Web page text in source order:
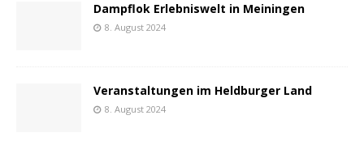
Dampflok Erlebniswelt in Meiningen
8. August 2024
Veranstaltungen im Heldburger Land
8. August 2024